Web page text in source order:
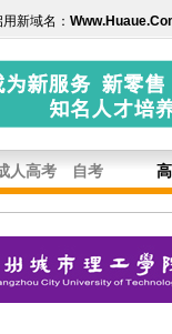
新域名：
人高考 自考